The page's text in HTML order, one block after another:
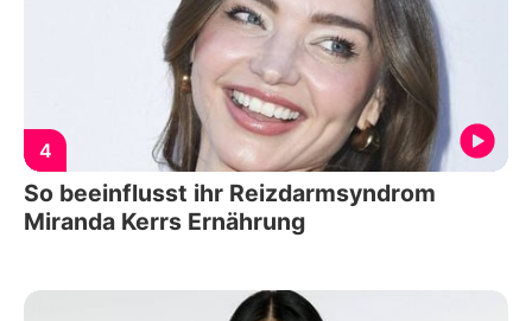
4
So beeinflusst ihr Reizdarmsyndrom
Miranda Kerrs Ernährung